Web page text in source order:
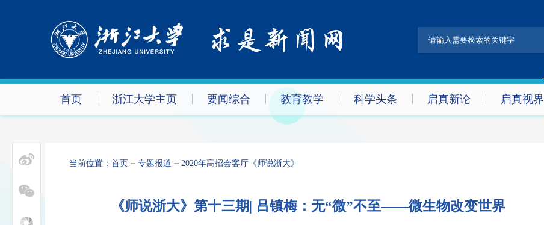
首页 浙江大学主页 要闻综合 教育教学 科学头条 启真新论 启真视界
当前位置： 首页 专题报道 2020年高招会客厅《师说浙大》
《师说浙大》第十三期| 吕镇梅：无“微”不至——微生物改变世界